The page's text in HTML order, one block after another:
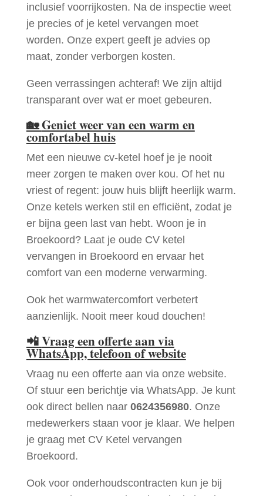
inclusief voorrijkosten. Na de inspectie weet
je precies of je ketel vervangen moet
worden. Onze expert geeft je advies op
maat, zonder verborgen kosten.
Geen verrassingen achteraf! We zijn altijd
transparant over wat er moet gebeuren.
🏡Geniet weer van een warm en
comfortabel huis
Met een nieuwe cv-ketel hoef je je nooit
meer zorgen te maken over kou. Of het nu
vriest of regent: jouw huis blijft heerlijk warm.
Onze ketels werken stil en efficiënt, zodat je
er bijna geen last van hebt. Woon je in
Broekoord? Laat je oude CV ketel
vervangen in Broekoord en ervaar het
comfort van een moderne verwarming.
Ook het warmwatercomfort verbetert
aanzienlijk. Nooit meer koud douchen!
📲Vraag een offerte aan via
WhatsApp, telefoon of website
Vraag nu een offerte aan via onze website.
Of stuur een berichtje via WhatsApp. Je kunt
ook direct bellen naar 0624356980. Onze
medewerkers staan voor je klaar. We helpen
je graag met CV Ketel vervangen
Broekoord.
Ook voor onderhoudscontracten kun je bij